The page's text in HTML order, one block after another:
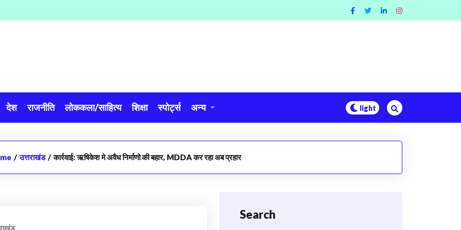
देश राजनीति लोककला/साहित्य शिक्षा स्पोर्ट्स अन्य
/ उत्तराखंड / कार्रवाई: ऋषिकेश मे अवैध निर्माणो की बहार, MDDA कर रहा अब प्रहार
Search